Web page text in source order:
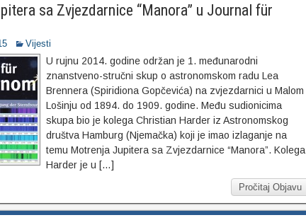
sa Zvjezdarnice “Manora” u Journal für
Vijesti
U rujnu 2014. godine održan je 1. međunarodni
znanstveno-stručni skup o astronomskom radu Lea
Brennera (Spiridiona Gopčevića) na zvjezdarnici u Malom
Lošinju od 1894. do 1909. godine. Među sudionicima
skupa bio je kolega Christian Harder iz Astronomskog
društva Hamburg (Njemačka) koji je imao izlaganje na
temu Motrenja Jupitera sa Zvjezdarnice “Manora”. Kolega
Harder je u […]
Pročitaj Objavu